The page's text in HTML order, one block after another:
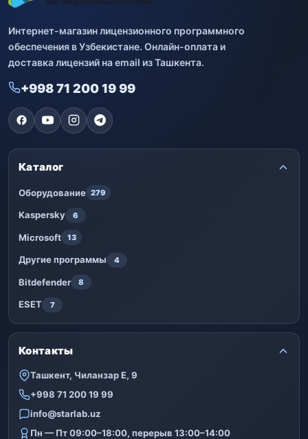
Интернет-магазин лицензионного программного
обеспечения в Узбекистане. Онлайн-оплата и
доставка лицензий на email из Ташкента.
+998 71 200 19 99
Каталог
Оборудование 279
Kaspersky 6
Microsoft 13
Другие программы 4
Bitdefender 8
ESET 7
Контакты
Ташкент, Чиланзар Е, 9
+998 71 200 19 99
info@starlab.uz
Пн — Пт 09:00–18:00, перерыв 13:00–14:00